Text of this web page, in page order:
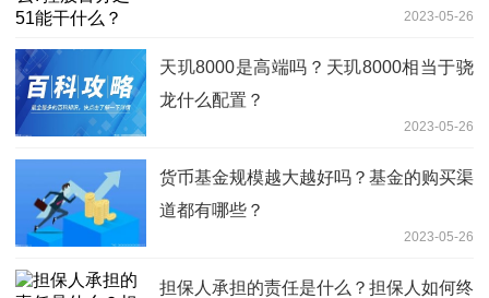
2023-05-26
天玑8000是高端吗？天玑8000相当于骁
龙什么配置？
2023-05-26
货币基金规模越大越好吗？基金的购买渠
道都有哪些？
2023-05-26
担保人承担的责任是什么？担保人如何终